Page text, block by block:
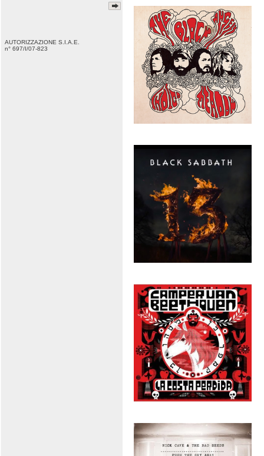
AUTORIZZAZIONE S.I.A.E.
n° 697/I/07-823